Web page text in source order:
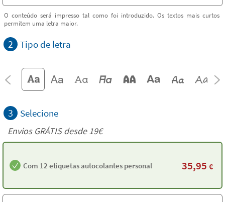
O conteúdo será impresso tal como foi introduzido. Os textos mais curtos
permitem uma letra maior.
2 Tipo de letra
3 Selecione
Envios GRÁTIS desde 19€
Com 12 etiquetas autocolantes personalizadas 35,95 €